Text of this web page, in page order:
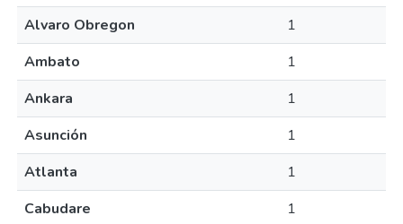
Alvaro Obregon
1
Ambato
1
Ankara
1
Asunción
1
Atlanta
1
Cabudare
1